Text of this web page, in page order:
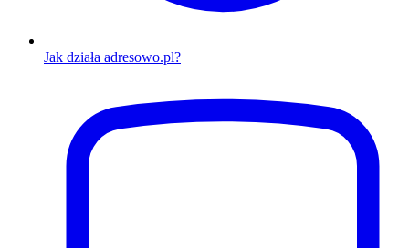
Jak działa adresowo.pl?